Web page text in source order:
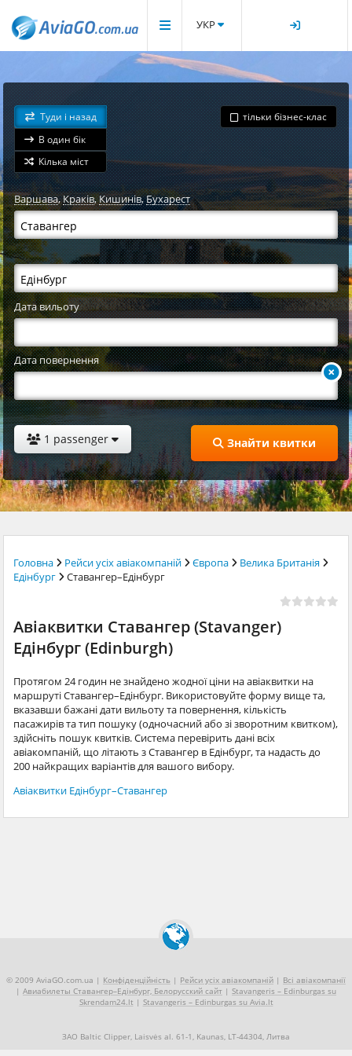
УКР
Туди і назад
В один бік
Кілька міст
тільки бізнес-клас
Варшава,Краків,Кишинів,Бухарест
Дата вильоту
Дата повернення
1 passenger Знайти квитки
Головна Рейси усіх авіакомпаній Європа
Велика Британія
Едінбург
Ставангер–Едінбург
Авіаквитки Ставангер (Stavanger)
Едінбург (Edinburgh)
Протягом 24 годин не знайдено жодної ціни на авіаквитки на
маршруті Ставангер–Едінбург. Використовуйте форму вище та,
вказавши бажані дати вильоту та повернення, кількість
пасажирів та тип пошуку (одночасний або зі зворотним квитком),
здійсніть пошук квитків. Система перевірить дані всіх
авіакомпаній, що літають з Ставангер в Едінбург, та надасть до
200 найкращих варіантів для вашого вибору.
Авіаквитки Едінбург–Ставангер
© 2009 AviaGO.com.ua | Конфіденційність | Рейси усіх авіакомпаній | Всі авіакомпанії
| Авиабилеты Ставангер–Едінбург, Белорусский сайт | Stavangeris – Edinburgas su
Skrendam24.lt | Stavangeris – Edinburgas su Avia.lt
ЗАО Baltic Clipper, Laisvės al. 61-1, Kaunas, LT-44304, Литва